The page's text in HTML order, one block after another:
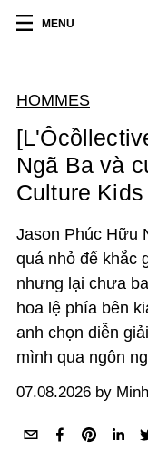
MENU
HOMMES
Ngã Ba và
Culture Kids
Jason Phúc Hữu
quá nhỏ để khắc
nhưng lại chưa
hoa lệ phía bên
anh chọn diễn
mình qua ngôn
07.08.2026 by